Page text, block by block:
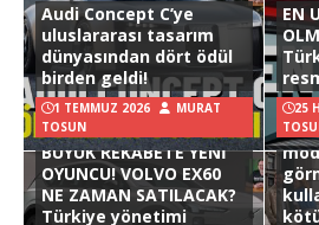
Audi Concept C’ye
uluslararası tasarım
dünyasından dört ödül
birden geldi!
1 TEMMUZ 2026
MURAT
TOSUN
EN
25
BÜYÜK REKABETE YENİ
OYUNCU! VOLVO EX60
NE ZAMAN SATILACAK?
Türkiye yönetimi